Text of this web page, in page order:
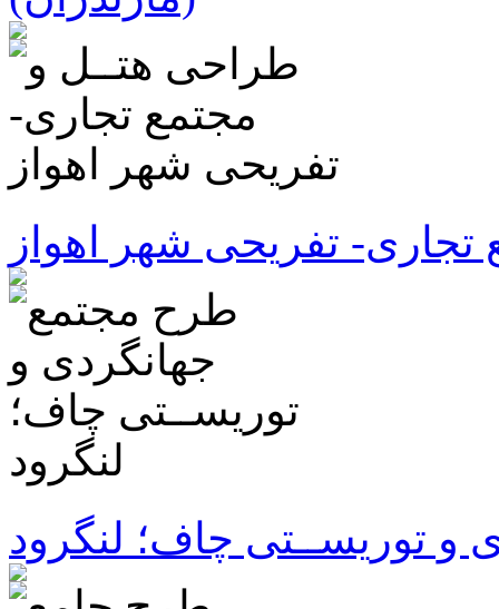
تفریحی شهر اهواز
توریســتی چاف؛ لنگرود